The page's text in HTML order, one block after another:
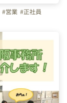
#営業 #正社員